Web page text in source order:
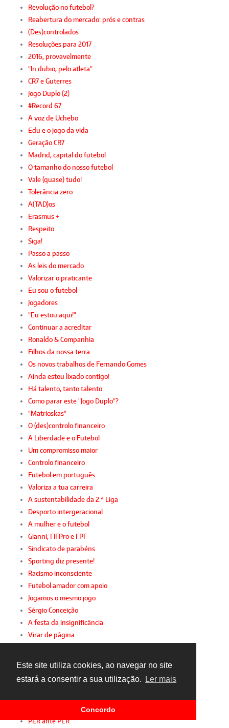
Este site utiliza cookies, ao navegar no site
estará a consentir a sua utilização.
Ler mais
Concordo
Revolução no futebol?
Reabertura do mercado: prós e contras
(Des)controlados
Resoluções para 2017
2016, provavelmente
"In dubio, pelo atleta"
CR7 e Guterres
Jogo Duplo (2)
#Record 67
A voz de Uchebo
Edu e o jogo da vida
Geração CR7
Madrid, capital do futebol
O tamanho do nosso futebol
Vale (quase) tudo!
Tolerância zero
A(TAD)os
Erasmus +
Respeito
Siga!
Passo a passo
As leis do mercado
Valorizar o praticante
Eu sou o futebol
Jogadores
"Eu estou aqui!"
Continuar a acreditar
Ronaldo & Companhia
Filhos da nossa terra
Os novos trabalhos de Fernando Gomes
Ainda estou lixado contigo!
Há talento, tanto talento
Como parar este "Jogo Duplo"?
"Matrioskas"
O (des)controlo financeiro
A Liberdade e o Futebol
Um compromisso maior
Controlo financeiro
Futebol em português
Valoriza a tua carreira
A sustentabilidade da 2.ª Liga
Desporto intergeracional
A mulher e o futebol
Gianni, FIFPro e FPF
Sindicato de parabéns
Sporting diz presente!
Racismo inconsciente
Futebol amador com apoio
Jogamos o mesmo jogo
Sérgio Conceição
A festa da insignificância
Virar de página
TAD: justiça para ricos
PER ante PER